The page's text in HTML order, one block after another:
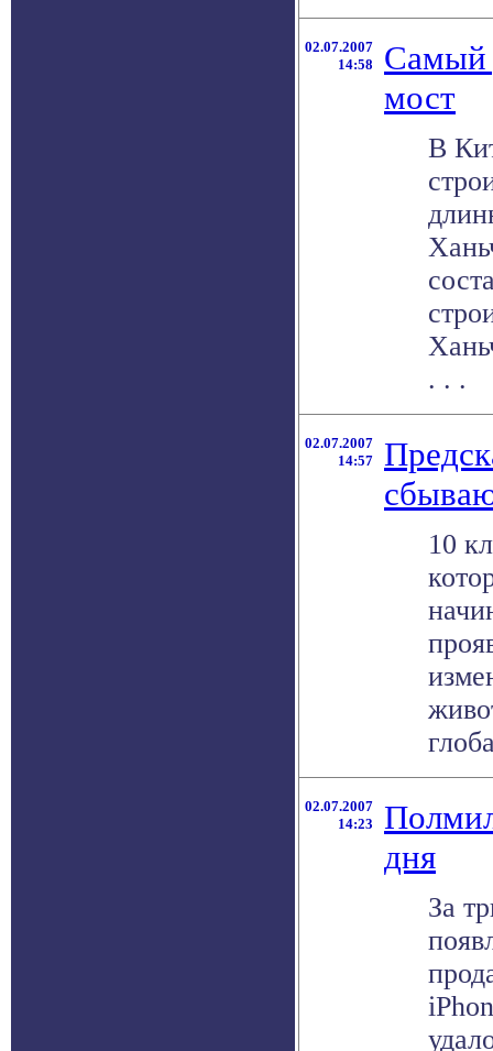
02.07.2007
14:58
Самый
мост
В
. . .
02.07.2007
14:57
10
02.07.2007
14:23
дня
За